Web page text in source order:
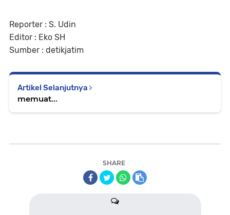
Reporter : S. Udin
Editor : Eko SH
Sumber : detikjatim
Artikel Selanjutnya
memuat...
SHARE